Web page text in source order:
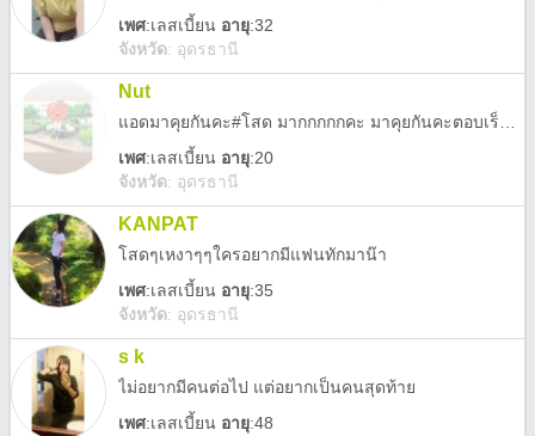
เพศ:เลสเบี้ยน อายุ:32
จังหวัด: อุดรธานี
Nut
เพศ:เลสเบี้ยน อายุ:20
จังหวัด: อุดรธานี
KANPAT
โสดๆเหงาๆๆใครอยากมีแฟนทักมาน๊า
เพศ:เลสเบี้ยน อายุ:35
จังหวัด: อุดรธานี
s k
ไม่อยากมีคนต่อไป แต่อยากเป็นคนสุดท้าย
เพศ:เลสเบี้ยน อายุ:48